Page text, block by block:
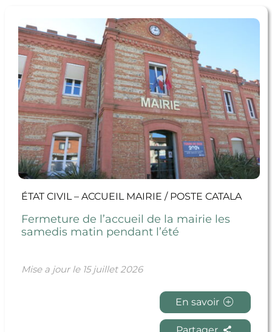
ÉTAT CIVIL – ACCUEIL MAIRIE / POSTE CATALA
Fermeture de l’accueil de la mairie les
samedis matin pendant l’été
Mise a jour le 15 juillet 2026
En savoir
samedis matin pendant l’été